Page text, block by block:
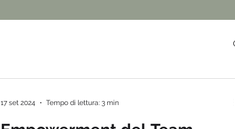
17 set 2024 Tempo di lettura: 3 min